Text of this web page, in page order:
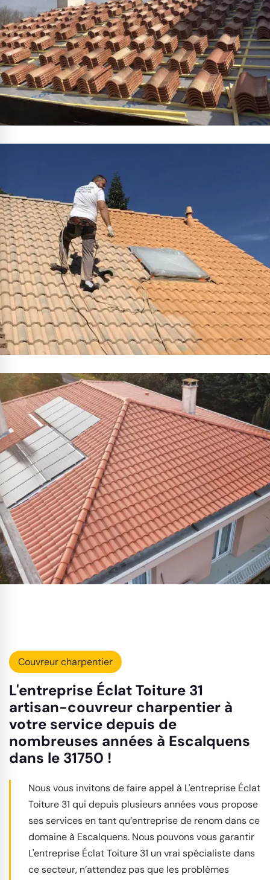
Couvreur charpentier
L'entreprise Éclat Toiture 31
artisan-couvreur charpentier à
votre service depuis de
nombreuses années à Escalquens
dans le 31750 !
Nous vous invitons de faire appel à L'entreprise Éclat
Toiture 31 qui depuis plusieurs années vous propose
ses services en tant qu’entreprise de renom dans ce
domaine à Escalquens. Nous pouvons vous garantir
L'entreprise Éclat Toiture 31 un vrai spécialiste dans
ce secteur, n’attendez pas que les problèmes